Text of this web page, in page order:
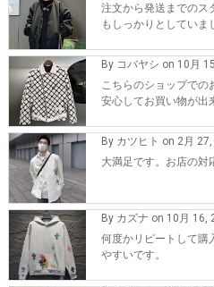
注文から発送までのス
もしっかりとしていま
By コバヤシ on 10月
こちらのショップでの
安心してお買い物が出
By カツヒト on 2月
大満足です。お店の対
By カズナ on 10月 16,
何度かリピートして購
やすいです。